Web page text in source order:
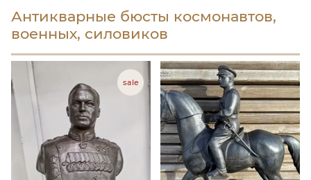
Антикварные бюсты космонавтов,
военных, силовиков